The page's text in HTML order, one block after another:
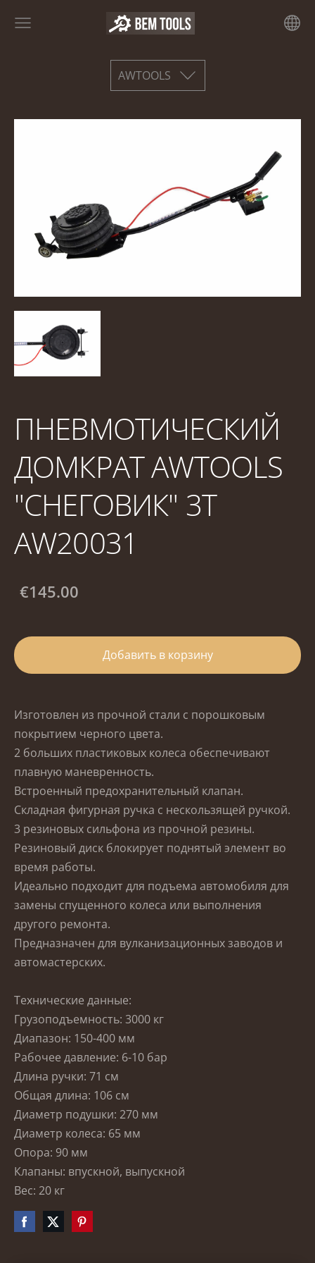
AWTOOLS
ПНЕВМОТИЧЕСКИЙ
ДОМКРАТ AWTOOLS
"СНЕГОВИК" 3Т
AW20031
€145.00
Добавить в корзину
Изготовлен из прочной стали с порошковым
покрытием черного цвета.
2 больших пластиковых колеса обеспечивают
плавную маневренность.
Встроенный предохранительный клапан.
Складная фигурная ручка с нескользящей ручкой.
3 резиновых сильфона из прочной резины.
Резиновый диск блокирует поднятый элемент во
время работы.
Идеально подходит для подъема автомобиля для
замены спущенного колеса или выполнения
другого ремонта.
Предназначен для вулканизационных заводов и
автомастерских.
Технические данные:
Грузоподъемность: 3000 кг
Диапазон: 150-400 мм
Рабочее давление: 6-10 бар
Длина ручки: 71 см
Общая длина: 106 см
Диаметр подушки: 270 мм
Диаметр колеса: 65 мм
Опора: 90 мм
Клапаны: впускной, выпускной
Вес: 20 кг